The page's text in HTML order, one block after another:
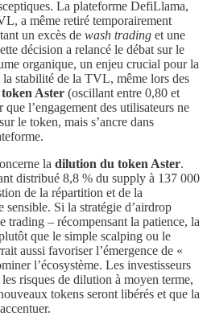
La plateforme DefiLlama,
a même retiré temporairement
un excès de wash trading et une
décision a relancé le débat sur le
organique, un enjeu crucial pour la
stabilité de la TVL, même lors des
token Aster (oscillant entre 0,80 et
l’engagement des utilisateurs ne
le token, mais s’ancre dans
la dilution du token Aster.
distribué 8,8 % du supply à 137 000
de la répartition et de la
sensible. Si la stratégie d’airdrop
trading – récompensant la patience, la
que le simple scalping ou le
aussi favoriser l’émergence de «
l’écosystème. Les investisseurs
risques de dilution à moyen terme,
tokens seront libérés et que la